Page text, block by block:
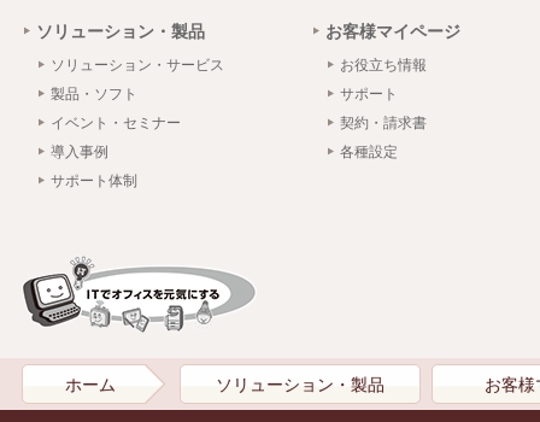
ソリューション・製品
ソリューション・サービス
製品・ソフト
イベント・セミナー
導入事例
サポート体制
お客様マイページ
お役立ち情報
サポート
契約・請求書
各種設定
ホーム ソリューション・製品 お客様